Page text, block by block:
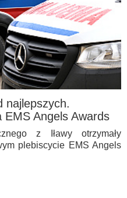
najlepszych.
EMS Angels Awards
z Iławy otrzymały
plebiscycie EMS Angels